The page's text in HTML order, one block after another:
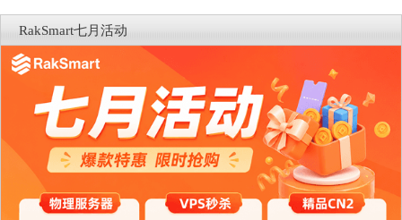
RakSmart七月活动